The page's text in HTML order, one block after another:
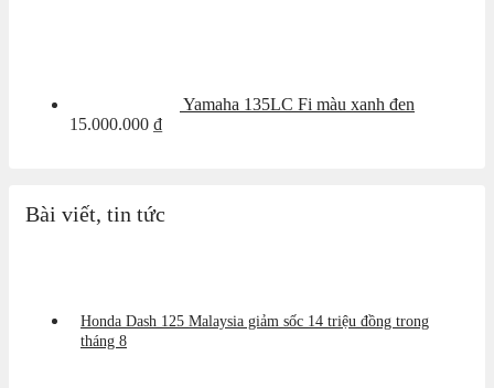
Yamaha 135LC Fi màu xanh đen
15.000.000 ₫
Bài viết, tin tức
Honda Dash 125 Malaysia giảm sốc 14 triệu đồng trong
tháng 8